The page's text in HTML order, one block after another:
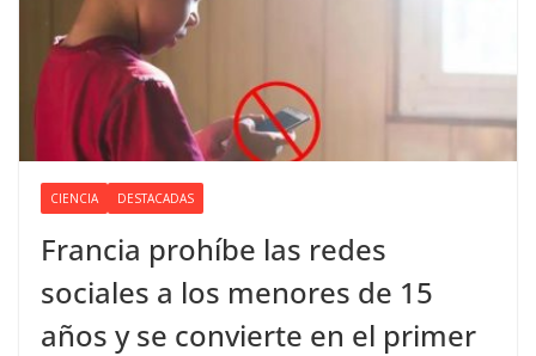
CIENCIA DESTACADAS
Francia prohíbe las redes
sociales a los menores de 15
años y se convierte en el primer